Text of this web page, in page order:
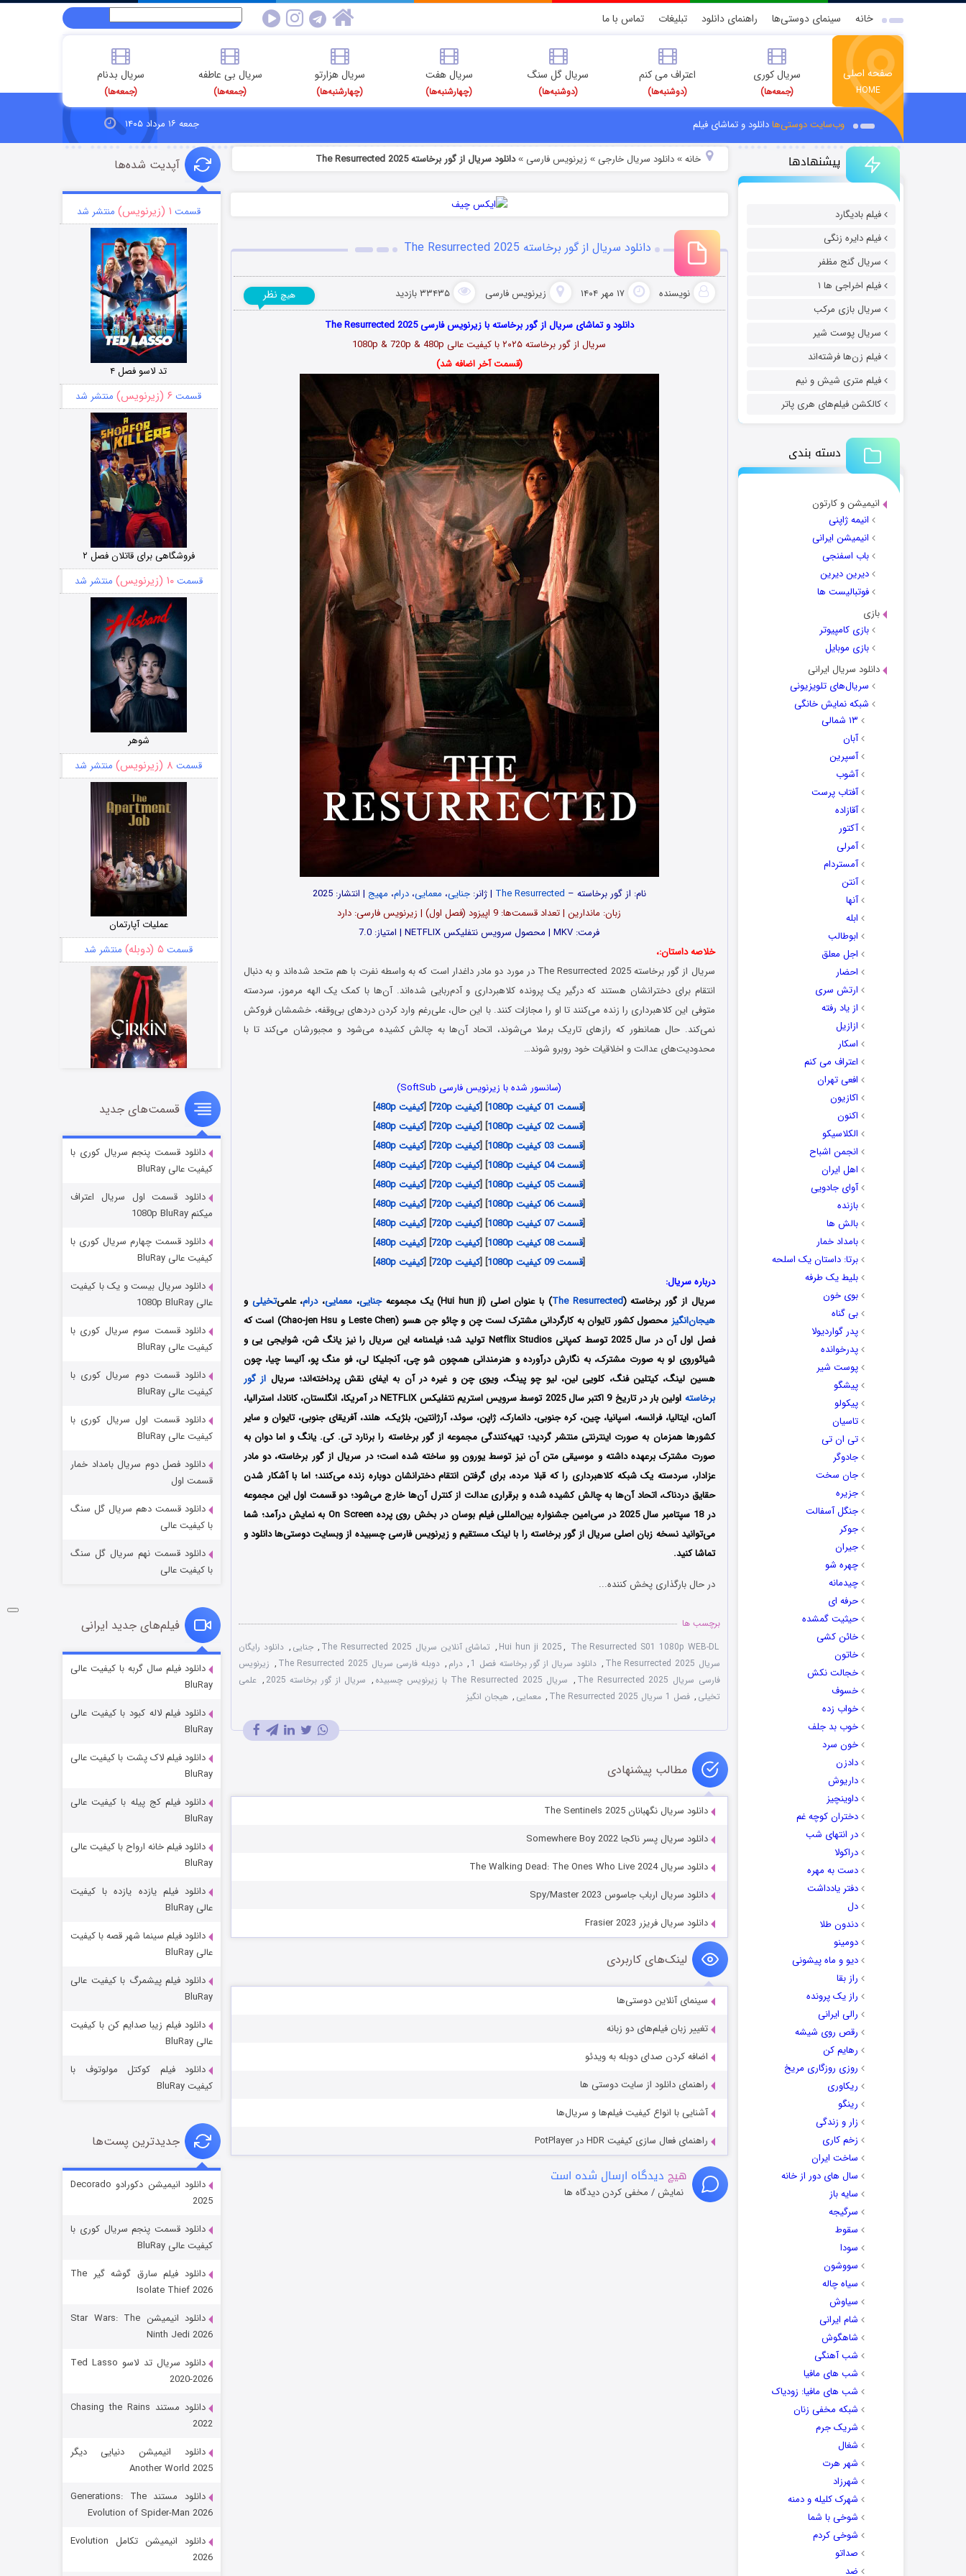
خانه سینمای دوستی‌ها راهنمای دانلود تبلیغات تماس با ما
صفحه اصلی
HOME
سریال کوری
(جمعه‌ها)
اعتراف می کنم
(دوشنبه‌ها)
سریال گل سنگ
(دوشنبه‌ها)
سریال هفت
(چهارشنبه‌ها)
سریال هزارتو
(چهارشنبه‌ها)
سریال بی عاطفه
(جمعه‌ها)
سریال بدنام
(جمعه‌ها)
وب‌سایت دوستی‌هادانلود و تماشای فیلم جمعه ۱۶ مرداد ۱۴۰۵
پیشنهادها
فیلم بادیگارد
فیلم دایره زنگی
سریال گنج مظفر
فیلم اخراجی ها ۱
سریال بازی مرکب
سریال پوست شیر
فیلم زن‌ها فرشته‌اند
فیلم متری شیش و نیم
کالکشن فیلم‌های هری پاتر
دسته بندی
انیمیشن و کارتون
انیمه ژاپنی
انیمیشن ایرانی
باب اسفنجی
دیرین دیرین
فوتبالیست ها
بازی
بازی کامپیوتر
بازی موبایل
دانلود سریال ایرانی
سریال‌های تلویزیونی
شبکه نمایش خانگی
۱۳ شمالی
آبان
آسپرین
آشوب
آفتاب پرست
آقازاده
آکتور
آمرلی
آمستردام
آنتن
آنها
ابله
ابوطالب
اجل معلق
احضار
ارتش سری
از یاد رفته
ازازیل
اسکار
اعتراف می کنم
افعی تهران
اکازیون
اکنون
الکلاسیکو
انجمن اشباح
اهل ایران
آوای جادویی
بازنده
بالش ها
بامداد خمار
برتا: داستان یک اسلحه
بلیط یک‌‌ طرفه
بوی خون
بی گناه
پدر گواردیولا
پدرخوانده
پوست شیر
پیشگو
پیکولو
تاسیان
تی ان تی
جادوگر
جان سخت
جزیره
جنگل آسفالت
جوکر
جیران
چهره شو
چیدمانه
حرفه ای
حیثیت گمشده
خائن کشی
خاتون
خجالت نکش
خسوف
خواب زده
خوب بد جلف
خون سرد
دادزن
داریوش
داوینچیز
دختران کوچه غم
در انتهای شب
دراکولا
دست به مهره
دفتر یادداشت
دل
دندون طلا
دومینو
دیو و ماه پیشونی
راز بقا
راز یک پرونده
رالی ایرانی
رقص روی شیشه
رهایم کن
روزی روزگاری مریخ
ریکاوری
رینگو
زار و زندگی
زخم کاری
ساخت ایران
سال های دور از خانه
سایه باز
سرگیجه
سقوط
سودا
سووشون
سیاه چاله
سیاوش
شام ایرانی
شاهگوش
شب آهنگی
شب های مافیا
شب های مافیا: زودیاک
شبکه مخفی زنان
شریک جرم
شغال
شهر هرت
شهرزاد
شهرک کلیله و دمنه
شوخی با شما
شوخی کردم
صداتو
ضد
خانه» دانلود سریال خارجی » زیرنویس فارسی »دانلود سریال از گور برخاسته The Resurrected 2025
دانلود سریال از گور برخاسته The Resurrected 2025
نویسنده ۱۷ مهر ۱۴۰۴ زیرنویس فارسی ۳۳۴۳۵ بازدید هیچ نظر
دانلود و تماشای سریال از گور برخاسته با زیرنویس فارسی The Resurrected 2025
سریال از گور برخاسته ۲۰۲۵ با کیفیت عالی 1080p & 720p & 480p
(قسمت آخر اضافه شد)
نام: از گور برخاسته – The Resurrected | ژانر:جنایی، معمایی،درام، مهیج | انتشار: 2025
زبان: ماندارین | تعداد قسمت‌‌‌‌ها: 9 اپیزود (فصل اول) | زیرنویس فارسی: دارد
فرمت: MKV | محصول سرویس نتفلیکس NETFLIX | امتیاز: 7.0
خلاصه داستان:،
سریال از گور برخاسته The Resurrected 2025 در مورد دو مادر داغدار است که به واسطه نفرت با هم متحد شده‌اند و به دنبال
انتقام برای دخترانشان هستند که درگیر یک پرونده کلاهبرداری و آدم‌ربایی شده‌اند. آن‌ها با کمک یک الهه مرموز، سردسته
متوفی این کلاهبرداری را زنده می‌کنند تا او را مجازات کنند. با این حال، علی‌رغم وارد کردن دردهای بی‌وقفه، خشمشان فروکش
نمی‌کند. حال همانطور که رازهای تاریک برملا می‌شوند، اتحاد آن‌ها به چالش کشیده می‌شود و مجبورشان می‌کند تا با
محدودیت‌های عدالت و اخلاقیات خود روبرو شوند…
(سانسور شده با زیرنویس فارسی SoftSub)
[قسمت 01 کیفیت 1080p ] [کیفیت 720p ] [کیفیت 480p
]
[قسمت 02 کیفیت 1080p ] [کیفیت 720p ] [کیفیت 480p
]
[قسمت 03 کیفیت 1080p ] [کیفیت 720p ] [کیفیت 480p
]
[قسمت 04 کیفیت 1080p ] [کیفیت 720p ] [کیفیت 480p
]
[قسمت 05 کیفیت 1080p ] [کیفیت 720p ] [کیفیت 480p
]
[قسمت 06 کیفیت 1080p ] [کیفیت 720p ] [کیفیت 480p
]
[قسمت 07 کیفیت 1080p ] [کیفیت 720p ] [کیفیت 480p
]
[قسمت 08 کیفیت 1080p ] [کیفیت 720p ] [کیفیت 480p
]
[قسمت 09 کیفیت 1080p ] [کیفیت 720p ] [کیفیت 480p
]
درباره سریال:
سریال از گور برخاسته (The Resurrected) با عنوان اصلی (Hui hun ji) یک مجموعه جنایی، معمایی،درام، علمی‌تخیلی و
هیجان‌انگیز
محصول کشور تایوان به کارگردانی مشترک لست چن و چائو جن هسو (Leste Chen و Chao-jen Hsu) است که
فصل اول آن در سال 2025 توسط کمپانی Netflix Studios تولید شد؛ فیلمنامه این سریال را نیز یانگ شن، شوایجی یی و
شیائوروی لو به صورت مشترک، به نگارش درآورده و هنرمندانی همچون شو چی، آنجلیکا لی، فو منگ پو، آلیسا چیا، چون
هسین لینگ، کیتلین فنگ، کلویی لین، لیو چو پینگ، ویوی چن و غیره در آن به ایفای نقش پرداخته‌اند؛ سریال از گور
برخاسته
اولین بار در تاریخ 9 اکتبر سال 2025 توسط سرویس استریم نتفلیکس NETFLIX در آمریکا، انگلستان، کانادا، استرالیا،
آلمان، ایتالیا، فرانسه، اسپانیا، چین، کره جنوبی، دانمارک، ژاپن، سوئد، آرژانتین، بلژیک، هلند، آفریقای جنوبی، تایوان و سایر
کشورها همزمان به صورت اینترنتی منتشر گردید؛ تهیه‌کنندگی مجموعه از گور برخاسته را برنارد تی. کی. یانگ و اما دوان به
صورت مشترک برعهده داشتهو موسیقی متن آن نیز توسطیورون وو ساخته شده است؛در سریال از گور برخاسته، دو مادر
عزادار، سردسته یک شبکه کلاهبرداری را که قبلا مرده، برای گرفتن انتقام دخترانشان دوباره زنده می‌کنند؛ اما با آشکار شدن
حقایق دردناک، اتحاد آن‌ها به چالش کشیده شده و برقراری عدالت از کنترل آن‌ها خارج می‌شود؛ دو قسمت اول این مجموعه
در 18 سپتامبر سال 2025 در سی‌امین جشنواره بین‌المللی فیلم بوسان در بخش روی پرده On Screen به نمایش درآمد؛ شما
می‌توانید نسخه زبان اصلی سریال از گور برخاسته را با لینک مستقیم و زیرنویس فارسی چسبیده از وبسایت دوستی‌ها دانلود و
تماشا کنید.
در حال بارگذاری پخش کننده...
برچسب ها
Hui hun ji 2025, The Resurrected S01 1080p WEB-DL
, تماشای آنلاین سریال The Resurrected 2025 , جنایی , دانلود رایگان
سریال The Resurrected 2025
, دانلود سریال از گور برخاسته فصل 1 , درام , دوبله فارسی سریال The Resurrected 2025 , زیرنویس
فارسی سریال The Resurrected 2025
, سریال The Resurrected 2025 با زیرنویس چسبیده , سریال از گور برخاسته 2025 , علمی
تخیلی , فصل 1 سریال The Resurrected 2025 , معمایی , هیجان انگیز
مطالب پیشنهادی
دانلود سریال نگهبانان The Sentinels 2025
دانلود سریال پسر ناکجا Somewhere Boy 2022
دانلود سریال The Walking Dead: The Ones Who Live 2024
دانلود سریال ارباب جاسوس Spy/Master 2023
دانلود سریال فریزر Frasier 2023
لینک‌های کاربردی
سینمای آنلاین دوستی‌ها
تغییر زبان فیلم‌های دو زبانه
اضافه کردن صدای دوبله به ویدئو
راهنمای دانلود از سایت دوستی ها
آشنایی با انواع کیفیت فیلم‌ها و سریال‌ها
راهنمای فعال سازی کیفیت HDR در PotPlayer
هیچ دیدگاه ارسال شده است
نمایش / مخفی کردن دیدگاه ها
آپدیت شده‌ها
قسمت ۱ (زیرنویس) منتشر شد
تد لاسو فصل ۴
قسمت ۶ (زیرنویس) منتشر شد
فروشگاهی برای قاتلان فصل ۲
قسمت۱۰ (زیرنویس) منتشر شد
شوهر
قسمت ۸ (زیرنویس) منتشر شد
عملیات آپارتمان
قسمت ۵ (دوبله) منتشر شد
سریال زشت
قسمت۲ (زیرنویس) منتشر شد
مردگان متحرک: شهر مرده ۳
شکست استوارت در نجات جهان
قسمت ۷ (زیرنویس) منتشر شد
شوگر فصل ۲
قسمت
خاندان اژدها فصل ۳
جادوگری در مغولستان
قسمت ۶ (زیرنویس)
رویایی برای تو
قسمت
قسمت‌های جدید
دانلود قسمت پنجم سریال کوری با
کیفیت عالی BluRay
دانلود قسمت اول سریال اعتراف
میکنم 1080p BluRay
دانلود قسمت چهارم سریال کوری با
کیفیت عالی BluRay
دانلود سریال بیست و یک با کیفیت
عالی 1080p BluRay
دانلود قسمت سوم سریال کوری با
کیفیت عالی BluRay
دانلود قسمت دوم سریال کوری با
کیفیت عالی BluRay
دانلود قسمت اول سریال کوری با
کیفیت عالی BluRay
دانلود فصل دوم سریال بامداد خمار
قسمت اول
دانلود قسمت دهم سریال گل سنگ
با کیفیت عالی
دانلود قسمت نهم سریال گل سنگ
با کیفیت عالی
فیلم‌های جدید ایرانی
دانلود فیلم سال گربه با کیفیت عالی
BluRay
دانلود فیلم لاله کبود با کیفیت عالی
BluRay
دانلود فیلم لاک پشت با کیفیت عالی
BluRay
دانلود فیلم کج‌ پیله با کیفیت عالی
BluRay
دانلود فیلم خانه ارواح با کیفیت عالی
BluRay
دانلود فیلم یازده یازده با کیفیت
عالی BluRay
دانلود فیلم سینما شهر قصه با کیفیت
عالی BluRay
دانلود فیلم پیشمرگ با کیفیت عالی
BluRay
دانلود فیلم زیبا صدایم کن با کیفیت
عالی BluRay
دانلود فیلم کوکتل مولوتوف با
کیفیت BluRay
جدیدترین پست‌ها
دانلود انیمیشن دکورادو Decorado
2025
دانلود قسمت پنجم سریال کوری با
کیفیت عالی BluRay
دانلود فیلم سارق گوشه گیر The
Isolate Thief 2026
دانلود انیمیشن Star Wars: The
Ninth Jedi 2026
دانلود سریال تد لاسو Ted Lasso
2020-2026
دانلود مستند Chasing the Rains
2022
دانلود انیمیشن دنیایی دیگر
Another World 2025
دانلود مستند Generations: The
Evolution of Spider-Man 2026
دانلود انیمیشن تکامل Evolution
2026